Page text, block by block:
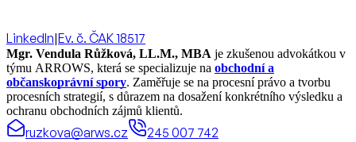
LinkedIn|Ev. č. ČAK 18517
Mgr. Vendula Růžková, LL.M., MBA je zkušenou advokátkou v
týmu ARROWS, která se specializuje na obchodní a
občanskoprávní spory. Zaměřuje se na procesní právo a tvorbu
procesních strategií, s důrazem na dosažení konkrétního výsledku a
ochranu obchodních zájmů klientů.
ruzkova@arws.cz 245 007 742